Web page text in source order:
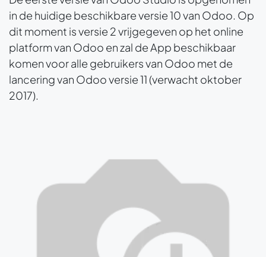
in de huidige beschikbare versie 10 van Odoo. Op
dit moment is versie 2 vrijgegeven op het online
platform van Odoo en zal de App beschikbaar
komen voor alle gebruikers van Odoo met de
lancering van Odoo versie 11 (verwacht oktober
2017).